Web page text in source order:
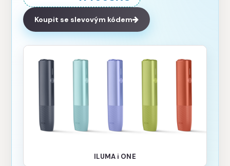
Koupit se slevovým kódem
ILUMA i ONE